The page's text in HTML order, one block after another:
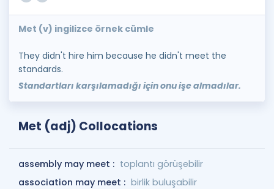
Met (v) ingilizce örnek cümle
They didn't hire him because he didn't meet the
standards.
Standartları karşılamadığı için onu işe almadılar.
Met (adj) Collocations
assembly may meet : toplantı görüşebilir
association may meet : birlik buluşabilir